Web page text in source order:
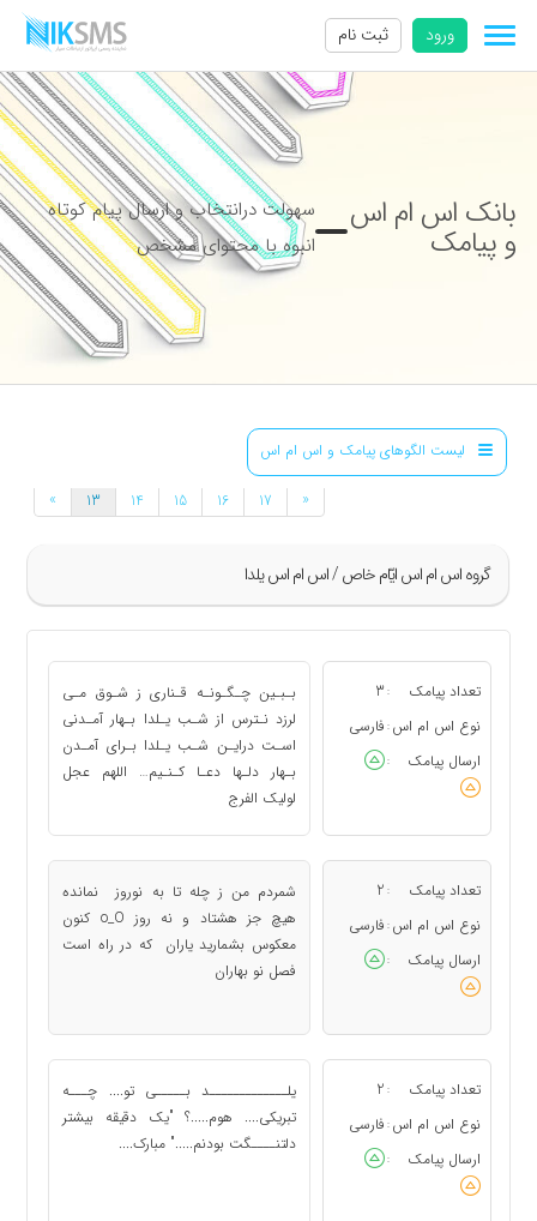
ورود ثبت نام
بانک اس ام اس
و پیامک
سهولت درانتخاب و ارسال پیام کوتاه
انبوه با محتوای مشخص
لیست الگوهای پیامک و اس ام اس
گروه اس ام اس ايّام خاص / اس ام اس یلدا
» 13 14 15 16 17 «
تعداد پیامک :
3
نوع اس ام اس : فارسی
ارسال پیامک
:
بـبـین چـگـونـه قـناری ز شـوق مـی
لرزد نـترس از شـب یـلدا بـهار آمـدنی
اسـت درایـن شـب یـلدا بـرای آمـدن
بـهار دلـها دعـا کـنـیم… اللهم عجل
لولیک الفرج
تعداد پیامک :
2
نوع اس ام اس : فارسی
ارسال پیامک
:
شمردم من ز چله تا به نوروز نمانده
هیچ جز هشتاد و نه روز o_O کنون
معکوس بشمارید یاران که در راه است
فصل نو بهاران
تعداد پیامک :
2
نوع اس ام اس : فارسی
ارسال پیامک
:
یلـــــــــــــد بـــــی تو.... چـــه
تبریکی.... هوم.....؟ "یک دقیقه بیشتر
دلتنــــگت بودنم....." مبارک....